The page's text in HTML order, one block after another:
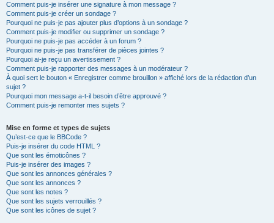
Comment puis-je insérer une signature à mon message ?
Comment puis-je créer un sondage ?
Pourquoi ne puis-je pas ajouter plus d’options à un sondage ?
Comment puis-je modifier ou supprimer un sondage ?
Pourquoi ne puis-je pas accéder à un forum ?
Pourquoi ne puis-je pas transférer de pièces jointes ?
Pourquoi ai-je reçu un avertissement ?
Comment puis-je rapporter des messages à un modérateur ?
À quoi sert le bouton « Enregistrer comme brouillon » affiché lors de la rédaction d’un
sujet ?
Pourquoi mon message a-t-il besoin d’être approuvé ?
Comment puis-je remonter mes sujets ?
Mise en forme et types de sujets
Qu’est-ce que le BBCode ?
Puis-je insérer du code HTML ?
Que sont les émoticônes ?
Puis-je insérer des images ?
Que sont les annonces générales ?
Que sont les annonces ?
Que sont les notes ?
Que sont les sujets verrouillés ?
Que sont les icônes de sujet ?